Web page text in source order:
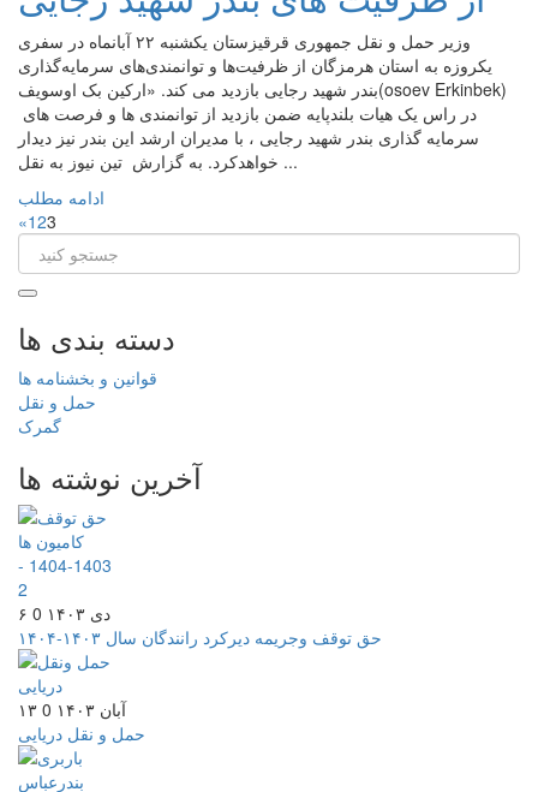
وزیر حمل ‌و نقل جمهوری قرقیزستان یکشنبه ۲۲ آبانماه در سفری
یکروزه به استان هرمزگان از ظرفیت‌ها و توانمندی‌های سرمایه‌گذاری
بندر شهید رجایی بازدید می کند. «ارکین بک اوسویف(osoev Erkinbek)
سرمایه گذاری بندر شهید رجایی ، با مدیران ارشد این بندر نیز دیدار
خواهدکرد. به گزارش تین نیوز به نقل ...
ادامه مطلب
«123
دسته بندی ها
قوانین و بخشنامه ها
حمل و نقل
گمرک
آخرین نوشته ها
۶ دی ۱۴۰۳
0
حق توقف وجریمه دیرکرد رانندگان سال ۱۴۰۳-۱۴۰۴
۱۳ آبان ۱۴۰۳
0
حمل و نقل دریایی